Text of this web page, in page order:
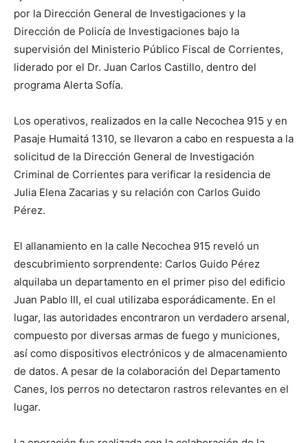
por la Dirección General de Investigaciones y la
Dirección de Policía de Investigaciones bajo la
supervisión del Ministerio Público Fiscal de Corrientes,
liderado por el Dr. Juan Carlos Castillo, dentro del
programa Alerta Sofía.
Los operativos, realizados en la calle Necochea 915 y en
Pasaje Humaitá 1310, se llevaron a cabo en respuesta a la
solicitud de la Dirección General de Investigación
Criminal de Corrientes para verificar la residencia de
Julia Elena Zacarias y su relación con Carlos Guido
Pérez.
El allanamiento en la calle Necochea 915 reveló un
descubrimiento sorprendente: Carlos Guido Pérez
alquilaba un departamento en el primer piso del edificio
Juan Pablo III, el cual utilizaba esporádicamente. En el
lugar, las autoridades encontraron un verdadero arsenal,
compuesto por diversas armas de fuego y municiones,
así como dispositivos electrónicos y de almacenamiento
de datos. A pesar de la colaboración del Departamento
Canes, los perros no detectaron rastros relevantes en el
lugar.